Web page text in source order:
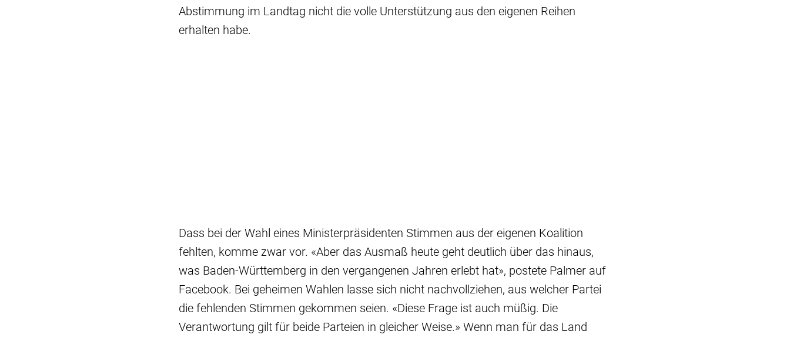
Abstimmung im Landtag nicht die volle Unterstützung aus den eigenen Reihen
erhalten habe.
Dass bei der Wahl eines Ministerpräsidenten Stimmen aus der eigenen Koalition
fehlten, komme zwar vor. «Aber das Ausmaß heute geht deutlich über das hinaus,
was Baden-Württemberg in den vergangenen Jahren erlebt hat», postete Palmer auf
Facebook. Bei geheimen Wahlen lasse sich nicht nachvollziehen, aus welcher Partei
die fehlenden Stimmen gekommen seien. «Diese Frage ist auch müßig. Die
Verantwortung gilt für beide Parteien in gleicher Weise.» Wenn man für das Land